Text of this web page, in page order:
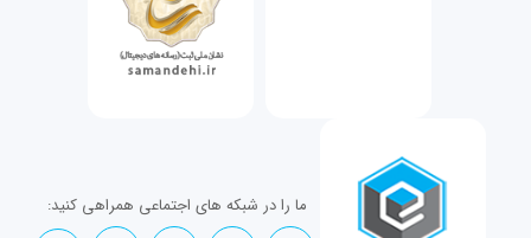
ما را در شبکه های اجتماعی همراهی کنید: